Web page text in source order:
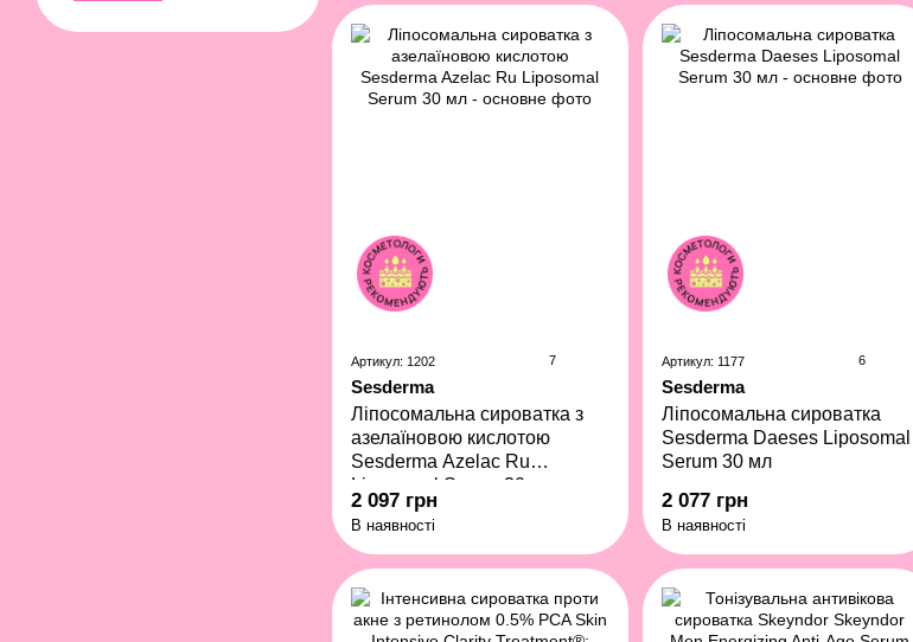
Артикул: 1202 7
Sesderma
Ліпосомальна сироватка з
азелаїновою кислотою
Sesderma Azelac Ru
Liposomal Serum 30 мл
2 097 грн
В наявності
Артикул: 1177 6
Sesderma
Ліпосомальна сироватка
Sesderma Daeses Liposomal
Serum 30 мл
2 077 грн
В наявності